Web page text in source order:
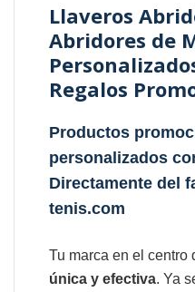
Llaveros
Abridores de
Regalos
Productos
personalizados
Directamente del
tenis.com
Tu marca en el
única y efectiva. Ya